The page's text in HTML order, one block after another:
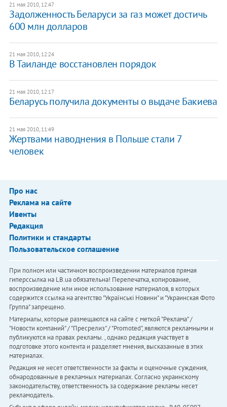
21 мая 2010, 12:47
Задолженность Беларуси за газ может достичь
600 млн долларов
21 мая 2010, 12:24
В Таиланде восстановлен порядок
21 мая 2010, 12:17
Беларусь получила документы о выдаче Бакиева
21 мая 2010, 11:49
Жертвами наводнения в Польше стали 7
человек
Про нас
Реклама на сайте
Ивенты
Редакция
Политики и стандарты
Пользовательское соглашение
При полном или частичном воспроизведении материалов прямая
гиперссылка на LB.ua обязательна! Перепечатка, копирование,
воспроизведение или иное использование материалов, в которых
содержится ссылка на агентство "Українськi Новини" и "Украинская Фото
Группа" запрещено.
Материалы, которые размещаются на сайте с меткой "Реклама" /
"Новости компаний" / "Пресрелиз" / "Promoted", являются рекламными и
публикуются на правах рекламы. , однако редакция участвует в
подготовке этого контента и разделяет мнения, высказанные в этих
материалах.
Редакция не несет ответственности за факты и оценочные суждения,
обнародованные в рекламных материалах. Согласно украинскому
законодательству, ответственность за содержание рекламы несет
рекламодатель.